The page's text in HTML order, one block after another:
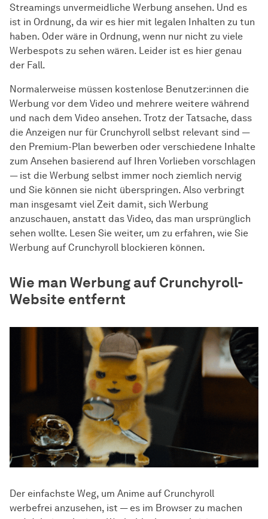
Streamings unvermeidliche Werbung ansehen. Und es
ist in Ordnung, da wir es hier mit legalen Inhalten zu tun
haben. Oder wäre in Ordnung, wenn nur nicht zu viele
Werbespots zu sehen wären. Leider ist es hier genau
der Fall.
Normalerweise müssen kostenlose Benutzer:innen die
Werbung vor dem Video und mehrere weitere während
und nach dem Video ansehen. Trotz der Tatsache, dass
die Anzeigen nur für Crunchyroll selbst relevant sind —
den Premium-Plan bewerben oder verschiedene Inhalte
zum Ansehen basierend auf Ihren Vorlieben vorschlagen
— ist die Werbung selbst immer noch ziemlich nervig
und Sie können sie nicht überspringen. Also verbringt
man insgesamt viel Zeit damit, sich Werbung
anzuschauen, anstatt das Video, das man ursprünglich
sehen wollte. Lesen Sie weiter, um zu erfahren, wie Sie
Werbung auf Crunchyroll blockieren können.
Wie man Werbung auf Crunchyroll-
Website entfernt
Der einfachste Weg, um Anime auf Crunchyroll
werbefrei anzusehen, ist — es im Browser zu machen